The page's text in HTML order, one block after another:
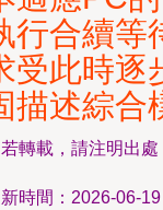
行合續等
受此時逐
描述綜合
轉載，請注明出
時間：2026-06-